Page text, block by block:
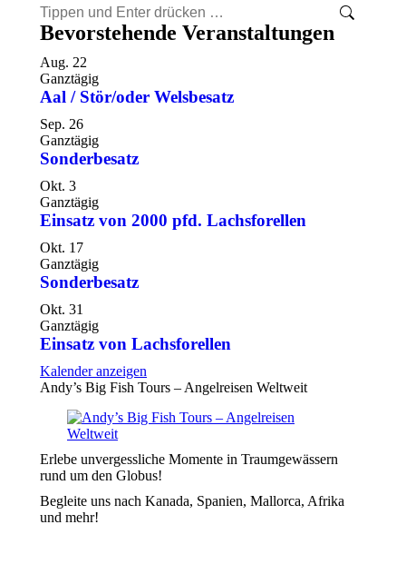
Search:
Bevorstehende Veranstaltungen
Aug. 22
Ganztägig
Aal / Stör/oder Welsbesatz
Sep. 26
Ganztägig
Sonderbesatz
Okt. 3
Ganztägig
Einsatz von 2000 pfd. Lachsforellen
Okt. 17
Ganztägig
Sonderbesatz
Okt. 31
Ganztägig
Einsatz von Lachsforellen
Kalender anzeigen
Andy’s Big Fish Tours – Angelreisen Weltweit
Erlebe unvergessliche Momente in Traumgewässern
rund um den Globus!
Begleite uns nach Kanada, Spanien, Mallorca, Afrika
und mehr!